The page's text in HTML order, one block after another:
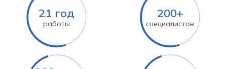
21 год
работы
200+
специалистов